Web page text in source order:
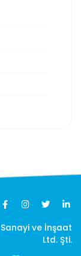
ve İnşaat
Ltd. Şti.